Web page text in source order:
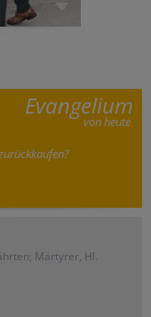
Evangelium
von heute
Märtyrer, Hl.